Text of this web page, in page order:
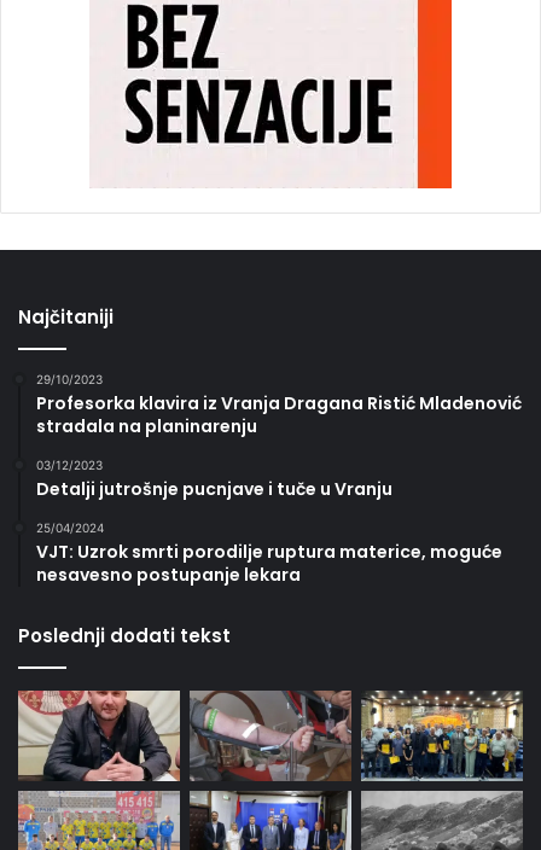
Najčitaniji
29/10/2023
Profesorka klavira iz Vranja Dragana Ristić Mladenović
stradala na planinarenju
03/12/2023
Detalji jutrošnje pucnjave i tuče u Vranju
25/04/2024
VJT: Uzrok smrti porodilje ruptura materice, moguće
nesavesno postupanje lekara
Poslednji dodati tekst